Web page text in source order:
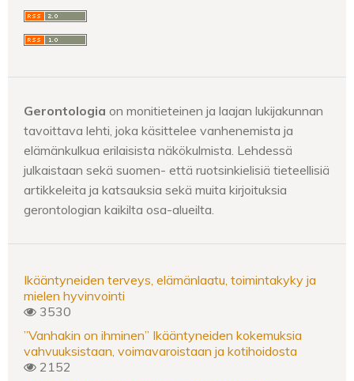
Gerontologia on monitieteinen ja laajan lukijakunnan
tavoittava lehti, joka käsittelee vanhenemista ja
elämänkulkua erilaisista näkökulmista. Lehdessä
julkaistaan sekä suomen- että ruotsinkielisiä tieteellisiä
artikkeleita ja katsauksia sekä muita kirjoituksia
gerontologian kaikilta osa-alueilta.
Ikääntyneiden terveys, elämänlaatu, toimintakyky ja
mielen hyvinvointi
3530
”Vanhakin on ihminen” Ikääntyneiden kokemuksia
vahvuuksistaan, voimavaroistaan ja kotihoidosta
2152